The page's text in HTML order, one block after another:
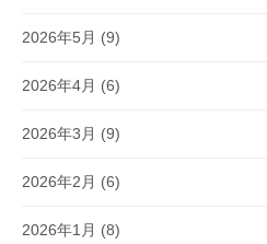
2026年5月 (9)
2026年4月 (6)
2026年3月 (9)
2026年2月 (6)
2026年1月 (8)